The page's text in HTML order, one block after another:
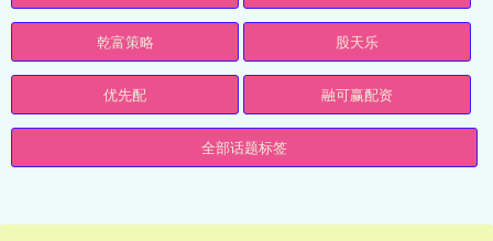
乾富策略 股天乐
优先配 融可赢配资
全部话题标签